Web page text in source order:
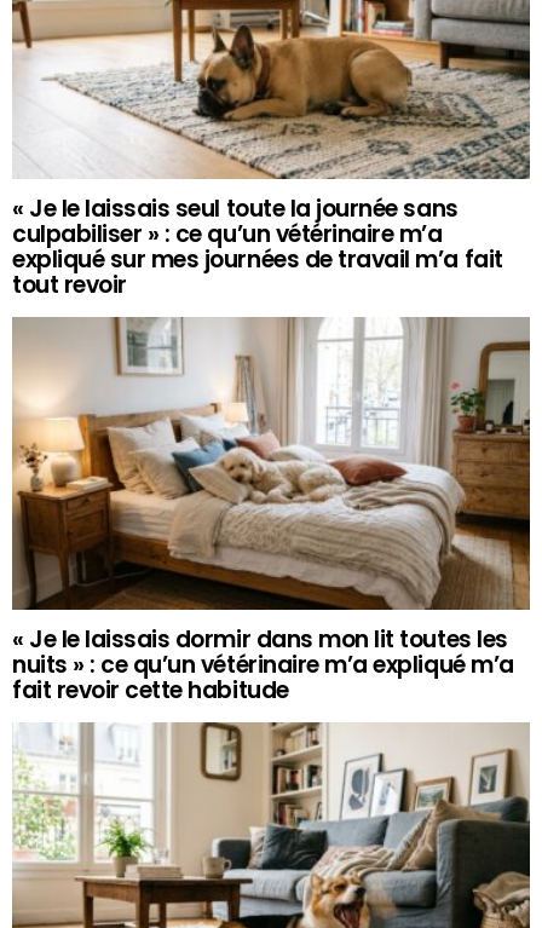
« Je le laissais seul toute la journée sans
culpabiliser » : ce qu’un vétérinaire m’a
expliqué sur mes journées de travail m’a fait
tout revoir
« Je le laissais dormir dans mon lit toutes les
nuits » : ce qu’un vétérinaire m’a expliqué m’a
fait revoir cette habitude